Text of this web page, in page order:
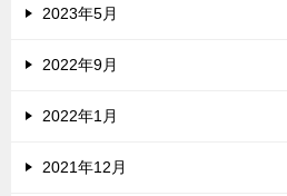
2023年5月
2022年9月
2022年1月
2021年12月